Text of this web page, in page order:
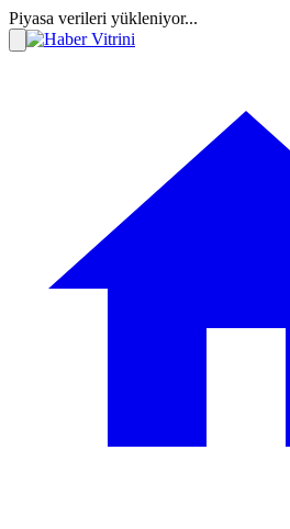
Piyasa verileri yükleniyor...